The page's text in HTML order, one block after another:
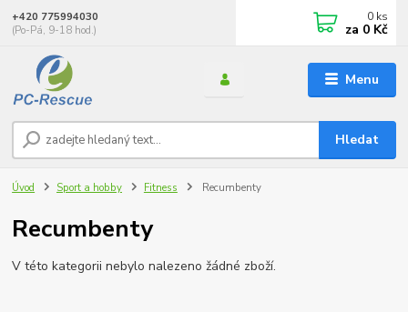
Menu
Hledat
+420 775994030
(Po-Pá, 9-18 hod.)
0 ks
za 0 Kč
Úvod Sport a hobby Fitness Recumbenty
Recumbenty
V této kategorii nebylo nalezeno žádné zboží.